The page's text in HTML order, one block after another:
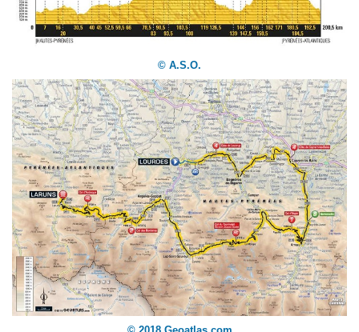
© A.S.O.